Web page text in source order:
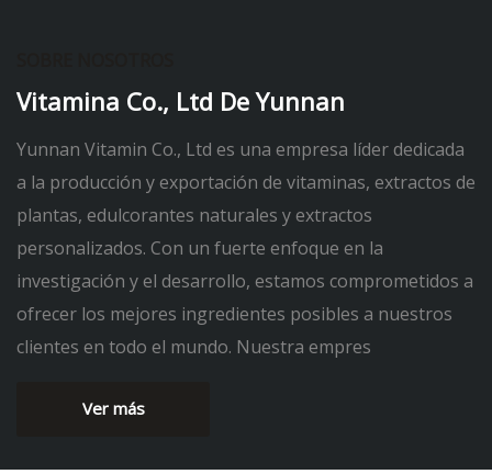
Vitamina Co., Ltd De Yunnan
Yunnan Vitamin Co., Ltd es una empresa líder dedicada
a la producción y exportación de vitaminas, extractos de
plantas, edulcorantes naturales y extractos
personalizados. Con un fuerte enfoque en la
investigación y el desarrollo, estamos comprometidos a
ofrecer los mejores ingredientes posibles a nuestros
clientes en todo el mundo. Nuestra empres
Ver más